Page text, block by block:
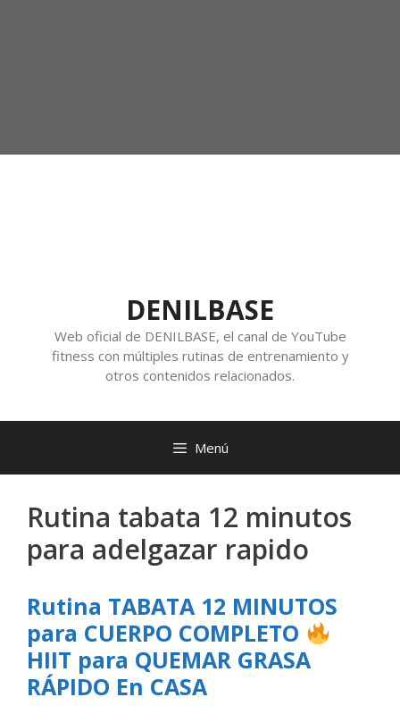
DENILBASE
Web oficial de DENILBASE, el canal de YouTube
fitness con múltiples rutinas de entrenamiento y
otros contenidos relacionados.
Menú
Rutina tabata 12 minutos
para adelgazar rapido
Rutina TABATA 12 MINUTOS
para CUERPO COMPLETO
HIIT para QUEMAR GRASA
RÁPIDO En CASA